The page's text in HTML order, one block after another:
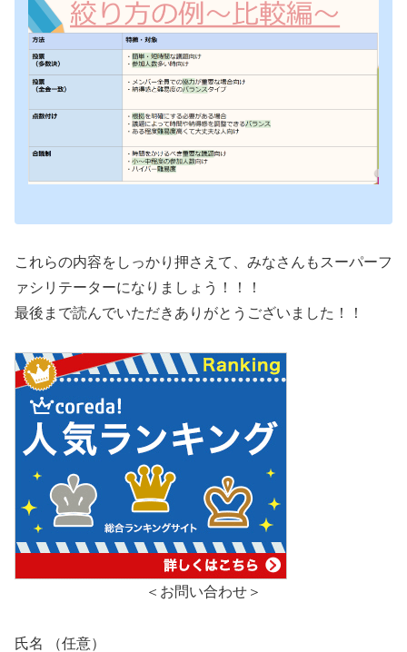
これらの内容をしっかり押さえて、みなさんもスーパーフ
ァシリテーターになりましょう！！！
最後まで読んでいただきありがとうございました！！
＜お問い合わせ＞
氏名 （任意）